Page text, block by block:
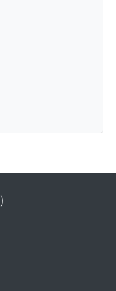
)